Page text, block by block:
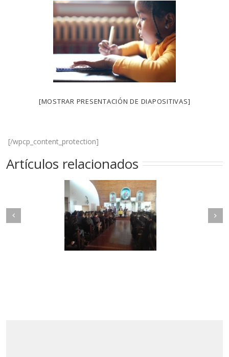
[MOSTRAR PRESENTACIÓN DE DIAPOSITIVAS]
[/wpcp_content_protection]
Artículos relacionados